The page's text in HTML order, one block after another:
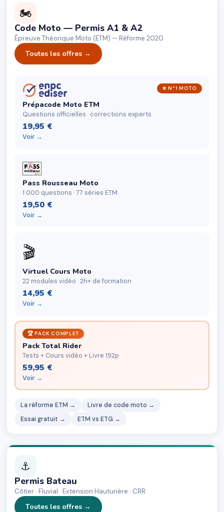
🏍
Code Moto — Permis A1 & A2
Épreuve Théorique Moto (ETM) — Réforme 2020
Toutes les offres →
★ N°1 MOTO
Prépacode Moto ETM
Questions officielles · corrections experts
19,95 €
Voir →
Pass Rousseau Moto
1 000 questions · 77 séries ETM
19,50 €
Voir →
🎬
Virtuel Cours Moto
22 modules vidéo · 2h+ de formation
14,95 €
Voir →
🏆 PACK COMPLET
Pack Total Rider
Tests + Cours vidéo + Livre 192p
59,95 €
Voir →
La réforme ETM →
Livre de code moto →
Essai gratuit →
ETM vs ETG →
⚓
Permis Bateau
Côtier · Fluvial · Extension Hauturière · CRR
Toutes les offres →